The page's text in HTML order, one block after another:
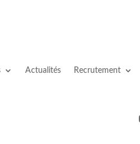
Actualités Recrutement